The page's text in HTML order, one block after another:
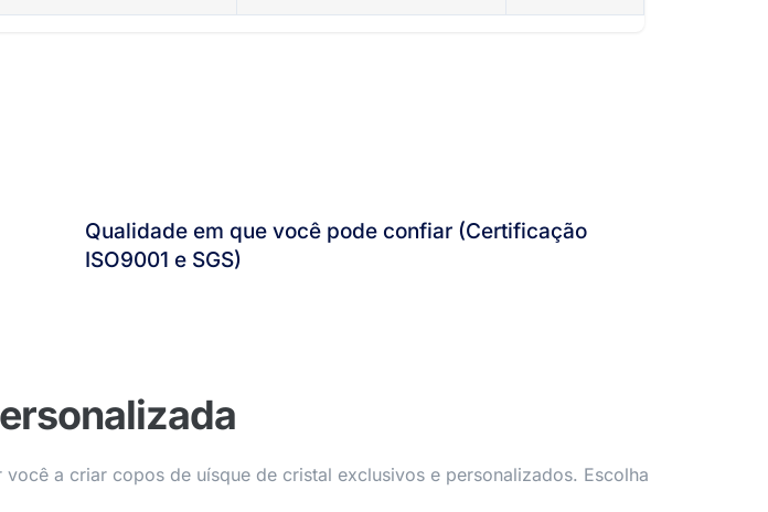
Qualidade em que você pode confiar (Certificação
ISO9001 e SGS)
a criar copos de uísque de cristal exclusivos e personalizados. Escolha